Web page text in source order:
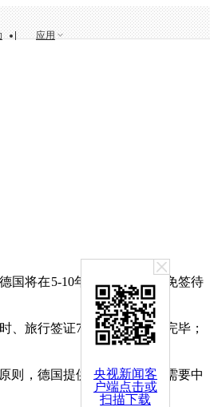
央视新闻客
户端点击或
扫描下载
应用
国将在5-10年内给予中国人免签待
旅行签证72小时之内办理完毕；
则，德国提供的签证便利也需要中